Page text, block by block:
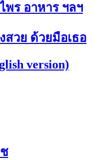
พร อาหาร ฯลฯ
สวย ด้วยมือเธอ
version)